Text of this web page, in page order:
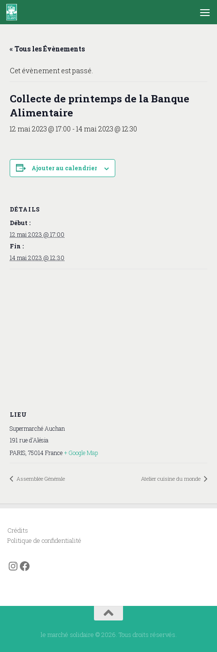
Skip to content
« Tous les Évènements
Cet évènement est passé.
Collecte de printemps de la Banque
Alimentaire
12 mai 2023 @ 17:00 -14 mai 2023 @ 12:30
Ajouter au calendrier
DÉTAILS
Début :
12 mai 2023 @ 17:00
Fin :
14 mai 2023 @ 12:30
LIEU
Supermarché Auchan
191 rue d'Alésia
PARIS 75014France+ Google Map
Assemblée Générale Atelier cuisine du monde
Crédits
Politique de confidentialité
Instagram
Facebook
le marché solidaire © 2026. Tous droits réservés.